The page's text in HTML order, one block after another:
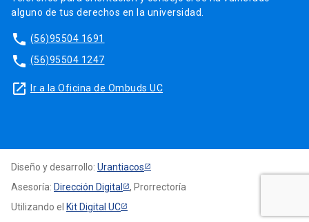
alguno de tus derechos en la universidad.
phone (56)95504 1691
phone (56)95504 1247
launch Ir a la Oficina de Ombuds UC
Diseño y desarrollo: Urantiacos
Asesoría: Dirección Digital
, Prorrectoría
Utilizando el Kit Digital UC